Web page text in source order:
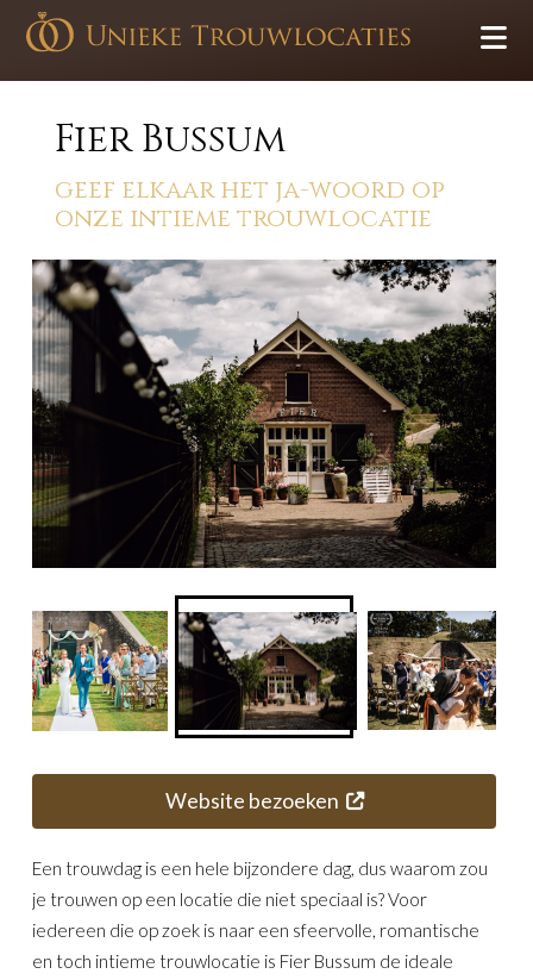
Fier Bussum
geef elkaar het ja-woord op
onze intieme trouwlocatie
Website bezoeken
Een trouwdag is een hele bijzondere dag, dus waarom zou
je trouwen op een locatie die niet speciaal is? Voor
iedereen die op zoek is naar een sfeervolle, romantische
en toch intieme trouwlocatie is Fier Bussum de ideale